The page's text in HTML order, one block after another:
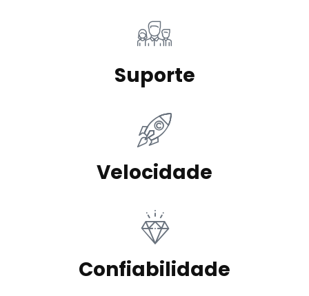
Suporte
Velocidade
Confiabilidade